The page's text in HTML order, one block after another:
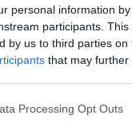
personal information
participants.
by us to third parties on
that may
this website/app uses
Processing Opt Outs
10:55
τροχαίο
φίλοι νεκροί -